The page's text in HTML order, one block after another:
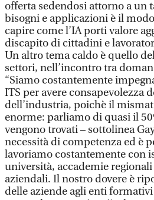
offerta sedendosi attorno a un
bisogni e applicazioni è il
capire come l’IA porti valore
discapito di cittadini e
Un altro tema caldo è quello
settori, nell’incontro tra
“Siamo costantemente
ITS per avere consapevolezza
dell’industria, poichè il
enorme: parliamo di quasi il
vengono trovati – sottolinea
necessità di competenza ed è
lavoriamo costantemente con
università, accademie
aziendali. Il nostro dovere è
delle aziende agli enti